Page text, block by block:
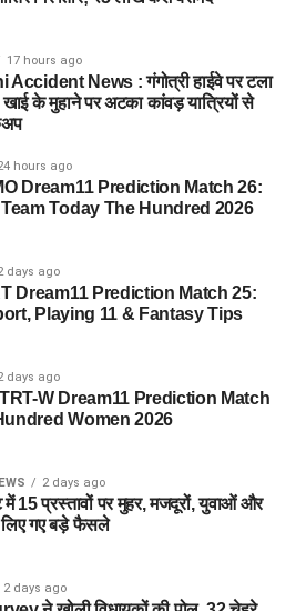
17 hours ago
News : गंगोत्री हाईवे पर टला
खाई के मुहाने पर अटका कांवड़ यात्रियों से
hours ago
Dream11 Prediction Match 26:
Team Today The Hundred 2026
days ago
Dream11 Prediction Match 25:
Playing 11 & Fantasy Tips
days ago
W Dream11 Prediction Match
Women 2026
2 days ago
में 15 प्रस्तावों पर मुहर, मजदूरों, युवाओं और
लिए गए बड़े फैसले
2 days ago